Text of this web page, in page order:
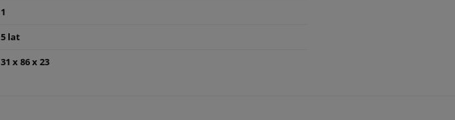
1
5 lat
31 x 86 x 23